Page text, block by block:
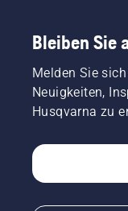
Bleiben Sie
Melden Sie
Neuigkeiten,
Husqvarna zu